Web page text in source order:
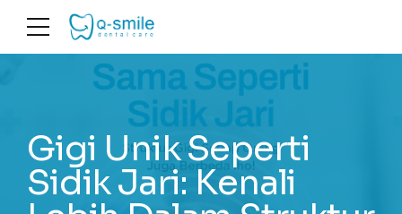
Gigi Unik Seperti
Sidik Jari: Kenali